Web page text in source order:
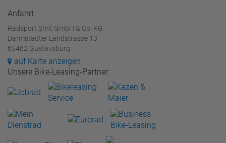
Anfahrt
Radsport Smit GmbH & Co. KG
Darmstädter Landstrasse 13
65462 Gustavsburg
auf Karte anzeigen
Unsere Bike-Leasing-Partner: